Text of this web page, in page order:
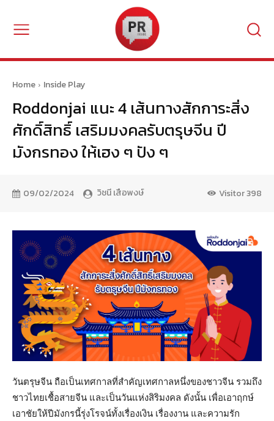
Home Inside Play
Roddonjai แนะ 4 เส้นทางสักการะสิ่ง
ศักดิ์สิทธิ์ เสริมมงคลรับตรุษจีน ปี
มังกรทอง ให้เฮง ๆ ปัง ๆ
09/02/2024 วิชนี เสือพงษ์ Visitor398
วันตรุษจีน ถือเป็นเทศกาลที่สำคัญเทศกาลหนึ่งของชาวจีน รวมถึง
ชาวไทยเชื้อสายจีน และเป็นวันแห่งสิริมงคล ดังนั้น เพื่อเอาฤกษ์
เอาชัยให้ปีมังกรนี้รุ่งโรจน์ทั้งเรื่องเงิน เรื่องงาน และความรัก